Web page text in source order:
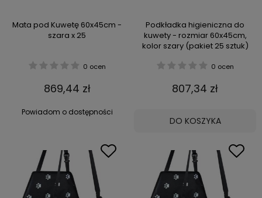
Mata pod Kuwetę 60x45cm -
szara x 25
0 ocen
869,44 zł
Powiadom o dostępności
Podkładka higieniczna do
kuwety - rozmiar 60x45cm,
kolor szary (pakiet 25 sztuk)
0 ocen
807,34 zł
DO KOSZYKA